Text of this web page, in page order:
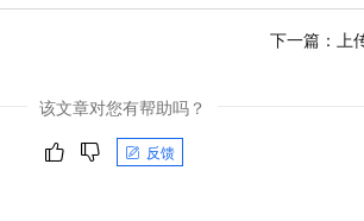
下一篇： 上
该文章对您有帮助吗？
反馈